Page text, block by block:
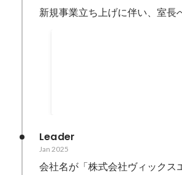
新規事業立ち上げに伴い、室長
Leader
Jan 2025
会社名が「株式会社ヴィックス